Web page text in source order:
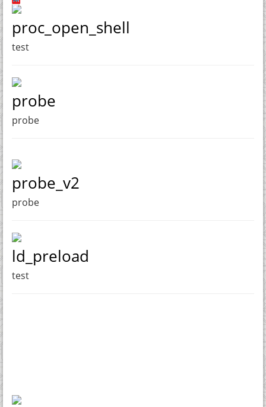
proc_open_shell
test
probe
probe
probe_v2
probe
ld_preload
test